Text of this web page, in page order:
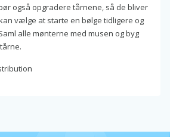
også opgradere tårnene, så de bliver
vælge at starte en bølge tidligere og
alle mønterne med musen og byg